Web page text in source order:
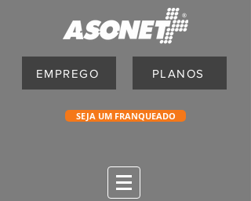
EMPREGO PLANOS
SEJA UM FRANQUEADO